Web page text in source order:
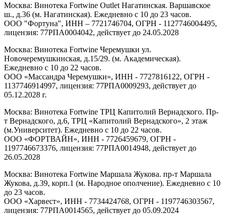
Москва: Винотека Fortwine Outlet Нагатинская. Варшавское
ш., д.36 (м. Нагатинская). Ежедневно с 10 до 23 часов.
ООО "Фортуна", ИНН – 7721746704, ОГРН - 1127746004495,
лицензия: 77РПА0004042, действует до 24.05.2028
Москва: Винотека Fortwine Черемушки ул.
Новочеремушкинская, д.15/29. (м. Академическая).
Ежедневно с 10 до 22 часов.
ООО «Массандра Черемушки», ИНН - 7727816122, ОГРН -
1137746914997, лицензия: 77РПА0009293, действует до
05.12.2028 г.
Москва: Винотека Fortwine ТРЦ Капитолий Вернадского. Пр-
т Вернадского, д.6, ТРЦ «Капитолий Вернадского», 2 этаж
(м.Университет). Ежедневно с 10 до 22 часов.
ООО «ФОРТВАЙН», ИНН - 7726459679, ОГРН -
1197746673376, лицензия: 77РПА0014948, действует до
26.05.2028
Москва: Винотека Fortwine Маршала Жукова. пр-т Маршала
Жукова, д.39, корп.1 (м. Народное ополчение). Ежедневно с 10
до 23 часов.
ООО «Харвест», ИНН - 7734424768, ОГРН - 1197746303567,
лицензия: 77РПА0014565, действует до 05.09.2024